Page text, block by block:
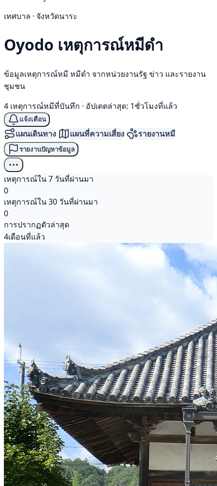
เทศบาล · จังหวัดนาระ
Oyodo เหตุการณ์หมีดำ
ข้อมูลเหตุการณ์หมี หมีดำ จากหน่วยงานรัฐ ข่าว และรายงาน
ชุมชน
4 เหตุการณ์หมีที่บันทึก · อัปเดตล่าสุด: 1ชั่วโมงที่แล้ว
แจ้งเตือน
แผนเดินทาง แผนที่ความเสี่ยง รายงานหมี
รายงานปัญหาข้อมูล
เหตุการณ์ใน 7 วันที่ผ่านมา
0
เหตุการณ์ใน 30 วันที่ผ่านมา
0
การปรากฏตัวล่าสุด
4เดือนที่แล้ว